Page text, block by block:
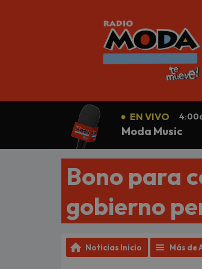
EN VIVO
Moda Music
Bono para
gobierno
Noticias Inicio Más de